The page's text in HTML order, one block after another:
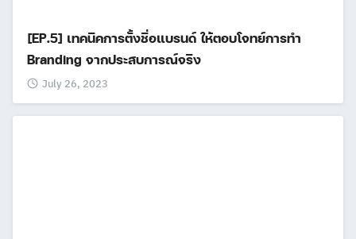
[EP.5] เทคนิคการตั้งชื่อแบรนด์ ให้ตอบโจทย์การทำ
Branding จากประสบการณ์จริง
July 26, 2023